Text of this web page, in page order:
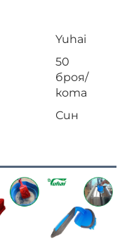
Yuhai
50
броя/
кота
Син